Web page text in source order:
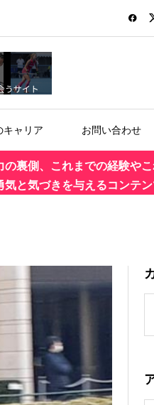
キャリア お問い合わせ
裏側、これまでの経験やこ
と気づきを与えるコンテン